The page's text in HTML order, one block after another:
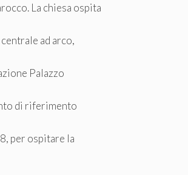
La chiesa ospita
ad arco,
Palazzo
di riferimento
per ospitare la